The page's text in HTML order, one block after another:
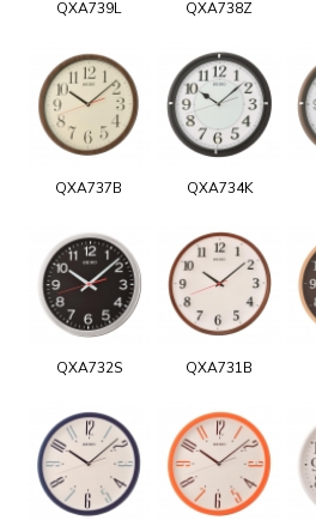
QXA739L QXA738Z
QXA737B QXA734K
QXA732S QXA731B